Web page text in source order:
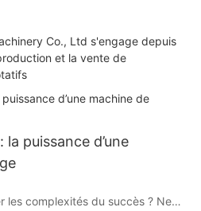
Co., Ltd s'engage depuis
et la vente de
puissance d’une
les complexités du succès ? Ne